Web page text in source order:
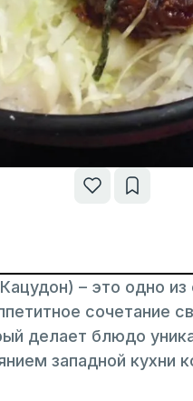
– это одно
сочетание
делает блюдо
западной кухни